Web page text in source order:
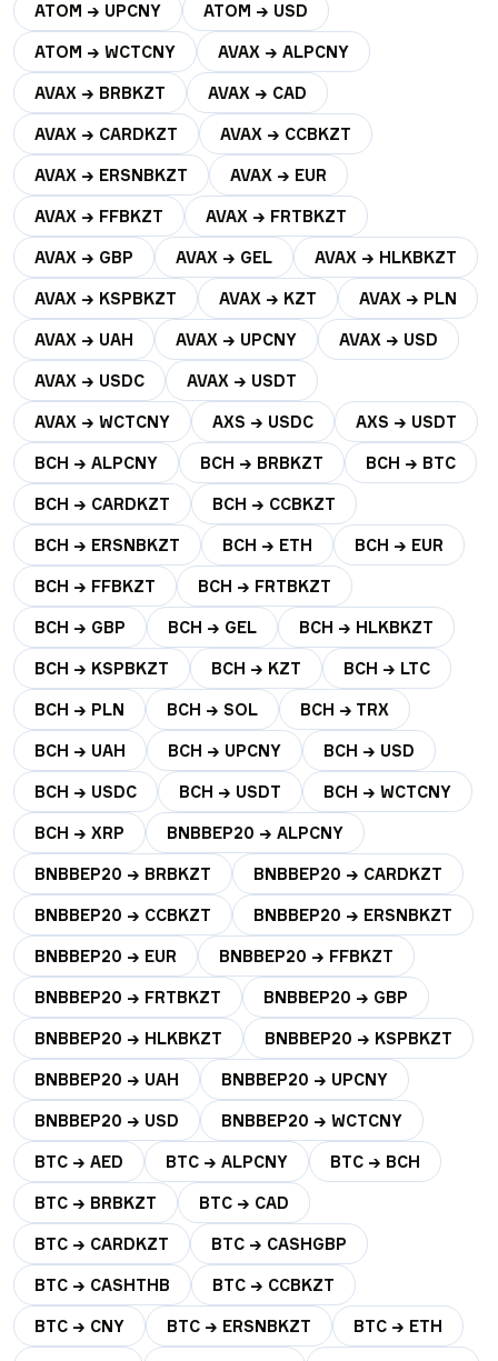
ATOM → UPCNY ATOM → USD
ATOM → WCTCNY AVAX → ALPCNY
AVAX → BRBKZT AVAX → CAD
AVAX → CARDKZT AVAX → CCBKZT
AVAX → ERSNBKZT AVAX → EUR
AVAX → FFBKZT AVAX → FRTBKZT
AVAX → GBP AVAX → GEL AVAX → HLKBKZT
AVAX → KSPBKZT AVAX → KZT AVAX → PLN
AVAX → UAH AVAX → UPCNY AVAX → USD
AVAX → USDC AVAX → USDT
AVAX → WCTCNY AXS → USDC AXS → USDT
BCH → ALPCNY BCH → BRBKZT BCH → BTC
BCH → CARDKZT BCH → CCBKZT
BCH → ERSNBKZT BCH → ETH BCH → EUR
BCH → FFBKZT BCH → FRTBKZT
BCH → GBP BCH → GEL BCH → HLKBKZT
BCH → KSPBKZT BCH → KZT BCH → LTC
BCH → PLN BCH → SOL BCH → TRX
BCH → UAH BCH → UPCNY BCH → USD
BCH → USDC BCH → USDT BCH → WCTCNY
BCH → XRP BNBBEP20 → ALPCNY
BNBBEP20 → BRBKZT BNBBEP20 → CARDKZT
BNBBEP20 → CCBKZT BNBBEP20 → ERSNBKZT
BNBBEP20 → EUR BNBBEP20 → FFBKZT
BNBBEP20 → FRTBKZT BNBBEP20 → GBP
BNBBEP20 → HLKBKZT BNBBEP20 → KSPBKZT
BNBBEP20 → UAH BNBBEP20 → UPCNY
BNBBEP20 → USD BNBBEP20 → WCTCNY
BTC → AED BTC → ALPCNY BTC → BCH
BTC → BRBKZT BTC → CAD
BTC → CARDKZT BTC → CASHGBP
BTC → CASHTHB BTC → CCBKZT
BTC → CNY BTC → ERSNBKZT BTC → ETH